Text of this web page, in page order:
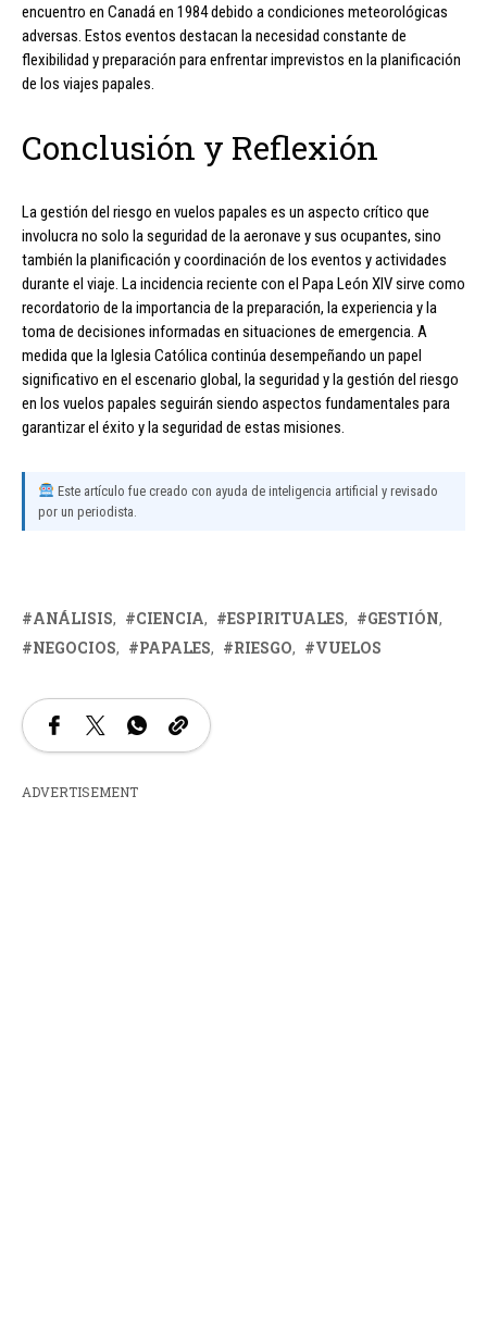
encuentro en Canadá en 1984 debido a condiciones meteorológicas
adversas. Estos eventos destacan la necesidad constante de
flexibilidad y preparación para enfrentar imprevistos en la planificación
de los viajes papales.
Conclusión y Reflexión
La gestión del riesgo en vuelos papales es un aspecto crítico que
involucra no solo la seguridad de la aeronave y sus ocupantes, sino
también la planificación y coordinación de los eventos y actividades
durante el viaje. La incidencia reciente con el Papa León XIV sirve como
recordatorio de la importancia de la preparación, la experiencia y la
toma de decisiones informadas en situaciones de emergencia. A
medida que la Iglesia Católica continúa desempeñando un papel
significativo en el escenario global, la seguridad y la gestión del riesgo
en los vuelos papales seguirán siendo aspectos fundamentales para
garantizar el éxito y la seguridad de estas misiones.
Este artículo fue creado con ayuda de inteligencia artificial y revisado
por un periodista.
ANÁLISIS CIENCIA ESPIRITUALES
GESTIÓN
NEGOCIOS
PAPALES RIESGO VUELOS
ADVERTISEMENT